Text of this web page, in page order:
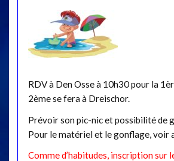
RDV à Den Osse à 10h30 pour la
2ème se fera à Dreischor.
Prévoir son pic-nic et possibilité de
Pour le matériel et le gonflage, voir
Comme d’habitudes, inscription sur